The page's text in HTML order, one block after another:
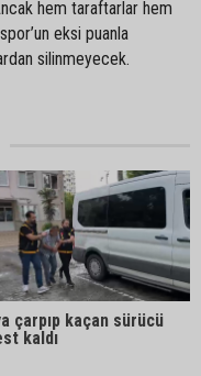
hem taraftarlar hem
eksi puanla
silinmeyecek.
çarpıp kaçan sürücü
kaldı